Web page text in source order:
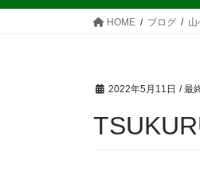
HOME ブログ 山
2022年5月11日 / 最